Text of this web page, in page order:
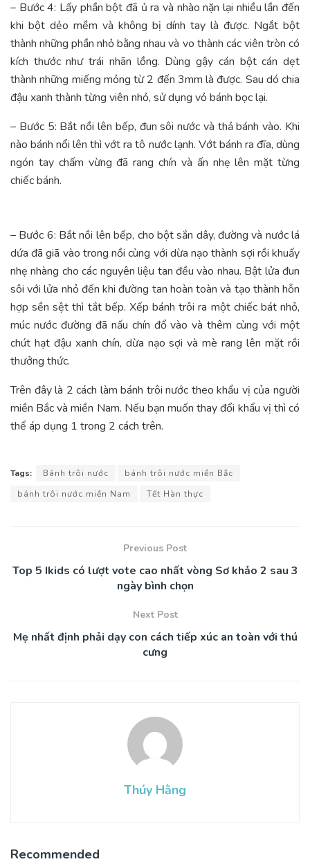
– Bước 4: Lấy phần bột đã ủ ra và nhào nặn lại nhiều lần đến
khi bột dẻo mềm và không bị dính tay là được. Ngắt bột
thành những phần nhỏ bằng nhau và vo thành các viên tròn có
kích thước như trái nhãn lồng. Dùng gậy cán bột cán dẹt
thành những miếng mỏng từ 2 đến 3mm là được. Sau dó chia
đậu xanh thành từng viên nhỏ, sử dụng vỏ bánh bọc lại.
– Bước 5: Bắt nồi lên bếp, đun sôi nước và thả bánh vào. Khi
nào bánh nổi lên thì vớt ra tô nước lạnh. Vớt bánh ra đĩa, dùng
ngón tay chấm vừng đã rang chín và ấn nhẹ lên mặt từng
chiếc bánh.
– Bước 6: Bắt nồi lên bếp, cho bột sắn dây, đường và nước lá
dứa đã giã vào trong nồi cùng với dừa nạo thành sợi rồi khuấy
nhẹ nhàng cho các nguyên liệu tan đều vào nhau. Bật lửa đun
sôi với lửa nhỏ đến khi đường tan hoàn toàn và tạo thành hỗn
hợp sền sệt thì tắt bếp. Xếp bánh trôi ra một chiếc bát nhỏ,
múc nước đường đã nấu chín đổ vào và thêm cùng với một
chút hạt đậu xanh chín, dừa nạo sợi và mè rang lên mặt rồi
thưởng thức.
Trên đây là 2 cách làm bánh trôi nước theo khẩu vị của người
miền Bắc và miền Nam. Nếu bạn muốn thay đổi khẩu vị thì có
thể áp dụng 1 trong 2 cách trên.
Tags: Bánh trôi nước
bánh trôi nước miền Bắc
bánh trôi nước miền Nam
Tết Hàn thực
Previous Post
Top 5 Ikids có lượt vote cao nhất vòng Sơ khảo 2 sau 3
ngày bình chọn
Next Post
Mẹ nhất định phải dạy con cách tiếp xúc an toàn với thú
cưng
Thúy Hằng
Recommended